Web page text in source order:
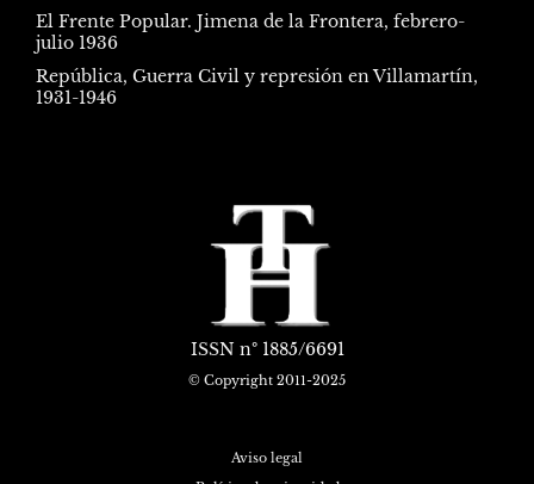
El Frente Popular. Jimena de la Frontera, febrero-
julio 1936
República, Guerra Civil y represión en Villamartín,
1931-1946
ISSN nº 1885/6691
© Copyright 2011-2025
Aviso legal